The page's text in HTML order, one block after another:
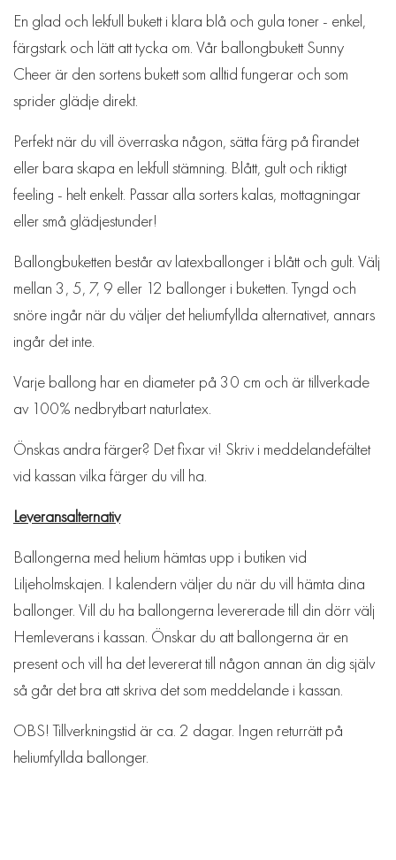
En glad och lekfull bukett i klara blå och gula toner - enkel,
färgstark och lätt att tycka om. Vår ballongbukett Sunny
Cheer är den sortens bukett som alltid fungerar och som
sprider glädje direkt.
Perfekt när du vill överraska någon, sätta färg på firandet
eller bara skapa en lekfull stämning. Blått, gult och riktigt
feeling - helt enkelt. Passar alla sorters kalas, mottagningar
eller små glädjestunder!
Ballongbuketten består av latexballonger i blått och gult. Välj
mellan 3, 5, 7, 9 eller 12 ballonger i buketten. Tyngd och
snöre ingår när du väljer det heliumfyllda alternativet, annars
ingår det inte.
Varje ballong har en diameter på 30 cm och är tillverkade
av 100% nedbrytbart naturlatex.
Önskas andra färger? Det fixar vi! Skriv i meddelandefältet
vid kassan vilka färger du vill ha.
Leveransalternativ
Ballongerna med helium hämtas upp i butiken vid
Liljeholmskajen. I kalendern väljer du när du vill hämta dina
ballonger. Vill du ha ballongerna levererade till din dörr välj
Hemleverans i kassan. Önskar du att ballongerna är en
present och vill ha det levererat till någon annan än dig själv
så går det bra att skriva det som meddelande i kassan.
OBS! Tillverkningstid är ca. 2 dagar. Ingen returrätt på
heliumfyllda ballonger.